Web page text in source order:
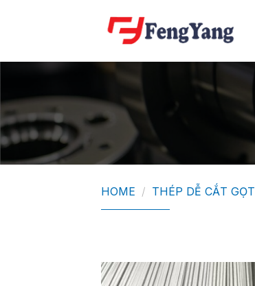
HOME / THÉP DỄ CẮT GỌT